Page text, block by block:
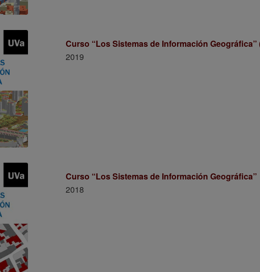
Curso “Los Sistemas de Información Geográfica”
2019
Curso “Los Sistemas de Información Geográfica”
2018